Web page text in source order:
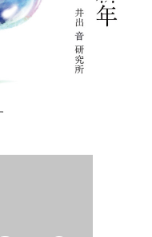
今日の侵入者